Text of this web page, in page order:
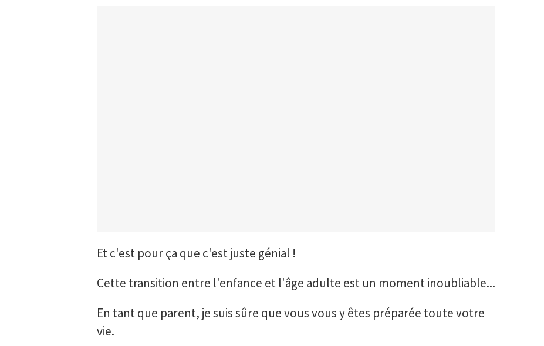
Et c'est pour ça que c'est juste génial !
Cette transition entre l'enfance et l'âge adulte est un moment inoubliable...
En tant que parent, je suis sûre que vous vous y êtes préparée toute votre
vie.